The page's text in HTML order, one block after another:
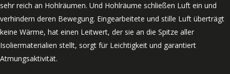
sehr reich an Hohlräumen. Und Hohlräume schließen Luft ein und
verhindern deren Bewegung. Eingearbeitete und stille Luft überträgt
keine Wärme, hat einen Leitwert, der sie an die Spitze aller
Isoliermaterialien stellt, sorgt für Leichtigkeit und garantiert
Atmungsaktivität.